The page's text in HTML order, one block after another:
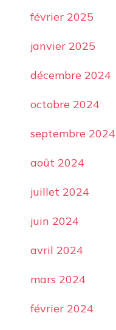
février 2025
janvier 2025
décembre 2024
octobre 2024
septembre 2024
août 2024
juillet 2024
juin 2024
avril 2024
mars 2024
février 2024